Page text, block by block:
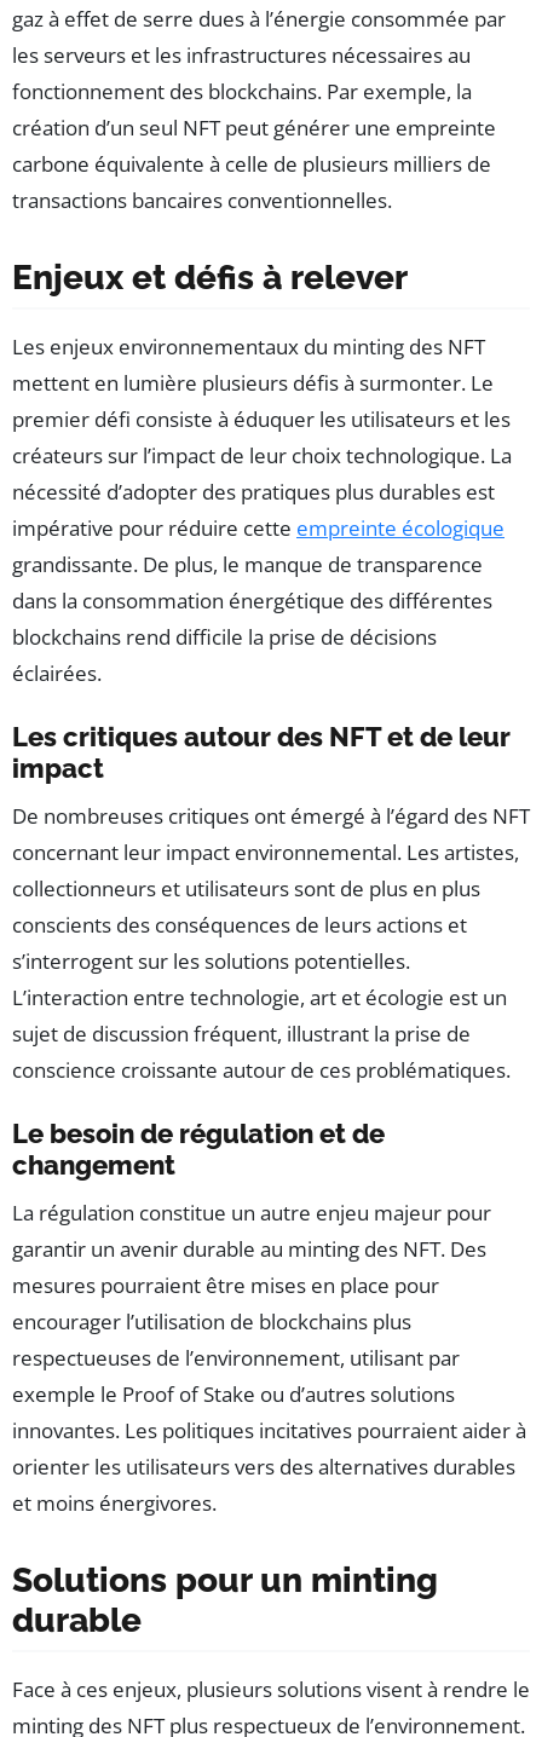
gaz à effet de serre dues à l’énergie consommée par
les serveurs et les infrastructures nécessaires au
fonctionnement des blockchains. Par exemple, la
création d’un seul NFT peut générer une empreinte
carbone équivalente à celle de plusieurs milliers de
transactions bancaires conventionnelles.
Enjeux et défis à relever
Les enjeux environnementaux du minting des NFT
mettent en lumière plusieurs défis à surmonter. Le
premier défi consiste à éduquer les utilisateurs et les
créateurs sur l’impact de leur choix technologique. La
nécessité d’adopter des pratiques plus durables est
impérative pour réduire cette empreinte écologique
grandissante. De plus, le manque de transparence
dans la consommation énergétique des différentes
blockchains rend difficile la prise de décisions
éclairées.
Les critiques autour des NFT et de leur
impact
De nombreuses critiques ont émergé à l’égard des NFT
concernant leur impact environnemental. Les artistes,
collectionneurs et utilisateurs sont de plus en plus
conscients des conséquences de leurs actions et
s’interrogent sur les solutions potentielles.
L’interaction entre technologie, art et écologie est un
sujet de discussion fréquent, illustrant la prise de
conscience croissante autour de ces problématiques.
Le besoin de régulation et de
changement
La régulation constitue un autre enjeu majeur pour
garantir un avenir durable au minting des NFT. Des
mesures pourraient être mises en place pour
encourager l’utilisation de blockchains plus
respectueuses de l’environnement, utilisant par
exemple le Proof of Stake ou d’autres solutions
innovantes. Les politiques incitatives pourraient aider à
orienter les utilisateurs vers des alternatives durables
et moins énergivores.
Solutions pour un minting
durable
Face à ces enjeux, plusieurs solutions visent à rendre le
minting des NFT plus respectueux de l’environnement.